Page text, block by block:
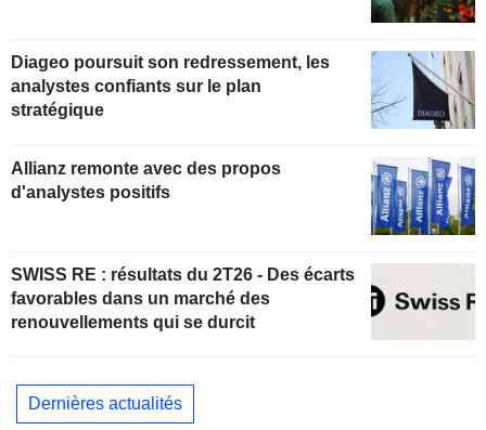
Diageo poursuit son redressement, les
analystes confiants sur le plan
stratégique
Allianz remonte avec des propos
d'analystes positifs
SWISS RE : résultats du 2T26 - Des écarts
favorables dans un marché des
renouvellements qui se durcit
Dernières actualités